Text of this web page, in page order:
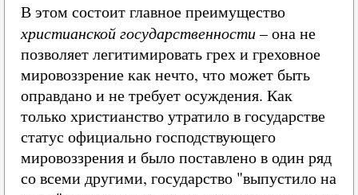
В этом состоит главное преимущество
христианской государственности– она не
позволяет легитимировать грех и греховное
мировоззрение как нечто, что может быть
оправдано и не требует осуждения. Как
только христианство утратило в государстве
статус официально господствующего
мировоззрения и было поставлено в один ряд
со всеми другими, государство "выпустило на